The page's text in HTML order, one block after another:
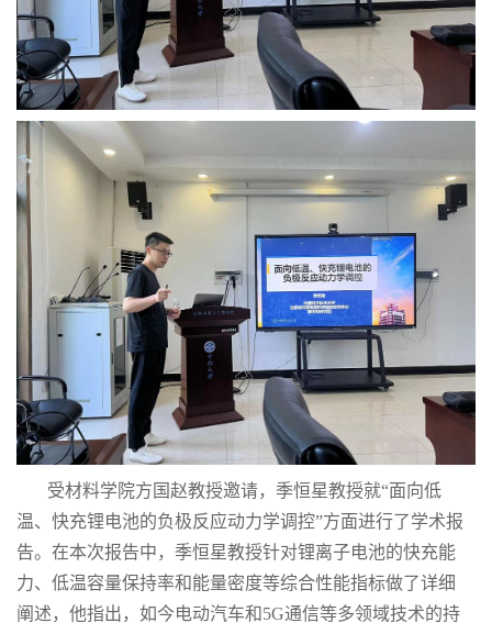
受材料学院方国赵教授邀请， 季恒星教授就“面向低
温、快充锂电池的负极反应动力学调控”方面进行了学术报
告。在本次报告中， 季恒星教授针对锂离子电池的快充能
力、低温容量保持率和能量密度等综合性能指标做了详细
阐述，他指出，如今电动汽车和5G通信等多领域技术的持